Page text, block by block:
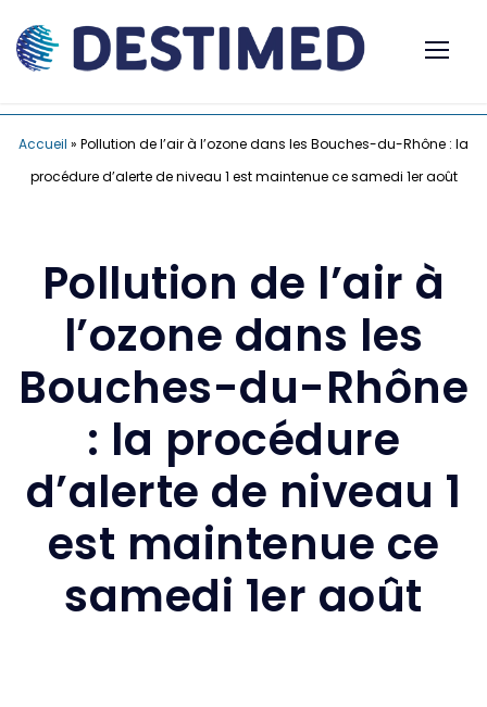
Accueil » Pollution de l’air à l’ozone dans les Bouches-du-Rhône : la
procédure d’alerte de niveau 1 est maintenue ce samedi 1er août
Pollution de l’air à
l’ozone dans les
Bouches-du-Rhône
: la procédure
d’alerte de niveau 1
est maintenue ce
samedi 1er août